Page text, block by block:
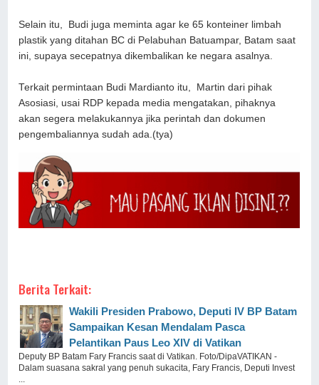
Selain itu, Budi juga meminta agar ke 65 konteiner limbah
plastik yang ditahan BC di Pelabuhan Batuampar, Batam saat
ini, supaya secepatnya dikembalikan ke negara asalnya.
Terkait permintaan Budi Mardianto itu, Martin dari pihak
Asosiasi, usai RDP kepada media mengatakan, pihaknya
akan segera melakukannya jika perintah dan dokumen
pengembaliannya sudah ada.(tya)
Berita Terkait:
Wakili Presiden Prabowo, Deputi IV BP Batam
Sampaikan Kesan Mendalam Pasca
Pelantikan Paus Leo XIV di Vatikan
Deputy BP Batam Fary Francis saat di Vatikan. Foto/DipaVATIKAN -
Dalam suasana sakral yang penuh sukacita, Fary Francis, Deputi Invest
...